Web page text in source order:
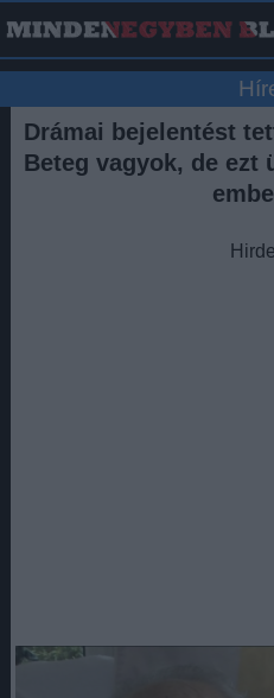
Drámai bejelentést
Beteg vagyok, de ezt